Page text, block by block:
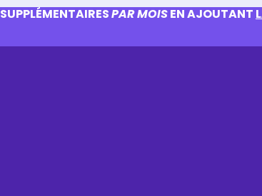
SUPPLÉMENTAIRESPAR MOISEN AJOUTANT